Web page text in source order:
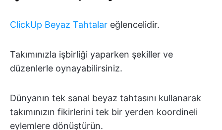
ClickUp Beyaz Tahtalar eğlencelidir.
Takımınızla işbirliği yaparken şekiller ve
düzenlerle oynayabilirsiniz.
Dünyanın tek sanal beyaz tahtasını kullanarak
takımınızın fikirlerini tek bir yerden koordineli
eylemlere dönüştürün.